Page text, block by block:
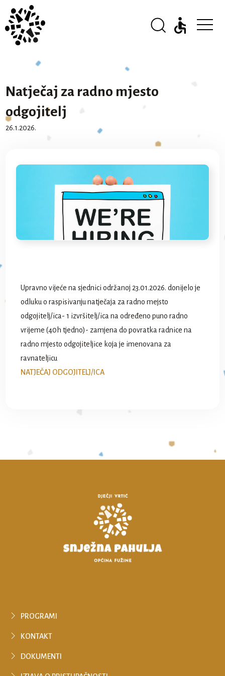
Natječaj za radno mjesto
odgojitelj
26.1.2026.
Upravno vijeće na sjednici održanoj 23.01.2026. donijelo je
odluku o raspisivanju natječaja za radno mejsto
odgojitelj/ica- 1 izvršitelj/ica na određeno puno radno
vrijeme (40h tjedno)- zamjena do povratka radnice na
radno mjesto odgojiteljice koja je imenovana za
ravnateljicu
NATJEČAJ ODGOJITELJ/ICA
PROGRAMI
KONTAKT
DOKUMENTI